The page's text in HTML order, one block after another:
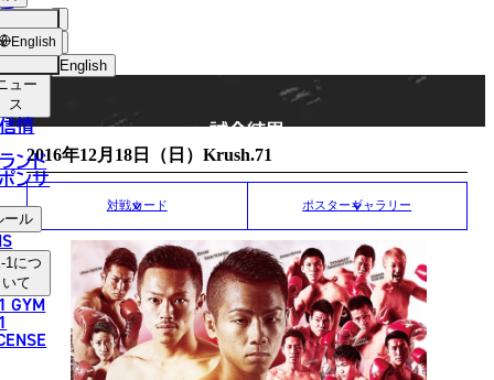
English
한국어
中文（繁體）
ไทย
العربية
ョッ
プ
ュー
ス
情
ンド
ンサ
ール
1につ
いて
GYM
English MATCH RESULT
試合結果
2016年12月18日（日）Krush.71
対戦カード ポスターギャラリー